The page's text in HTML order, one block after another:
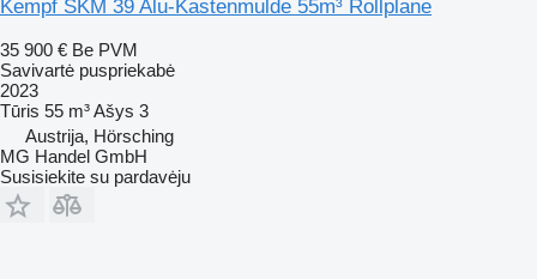
Kempf SKM 39 Alu-Kastenmulde 55m³ Rollplane
35 900 € Be PVM
Savivartė puspriekabė
2023
Tūris 55 m³Ašys 3
Austrija, Hörsching
MG Handel GmbH
Susisiekite su pardavėju